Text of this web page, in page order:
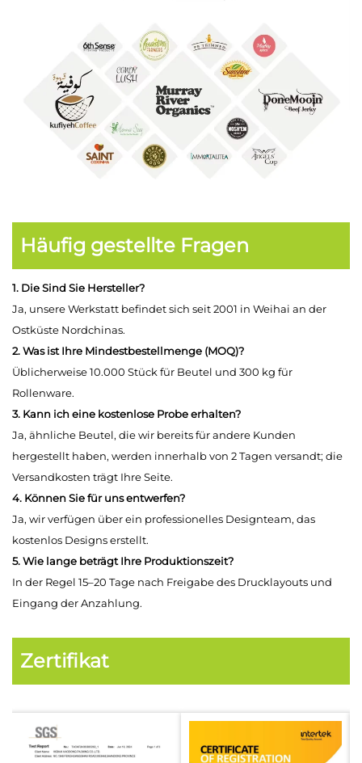
Häufig gestellte Fragen
1. Die Sind Sie Hersteller?
Ja, unsere Werkstatt befindet sich seit 2001 in Weihai an der
Ostküste Nordchinas.
2. Was ist Ihre Mindestbestellmenge (MOQ)?
Üblicherweise 10.000 Stück für Beutel und 300 kg für
Rollenware.
3. Kann ich eine kostenlose Probe erhalten?
Ja, ähnliche Beutel, die wir bereits für andere Kunden
hergestellt haben, werden innerhalb von 2 Tagen versandt; die
Versandkosten trägt Ihre Seite.
4. Können Sie für uns entwerfen?
Ja, wir verfügen über ein professionelles Designteam, das
kostenlos Designs erstellt.
5. Wie lange beträgt Ihre Produktionszeit?
In der Regel 15–20 Tage nach Freigabe des Drucklayouts und
Eingang der Anzahlung.
Zertifikat